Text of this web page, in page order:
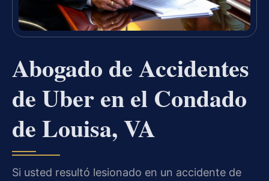
Abogado de Accidentes
de Uber en el Condado
de Louisa, VA
Si usted resultó lesionado en un accidente de